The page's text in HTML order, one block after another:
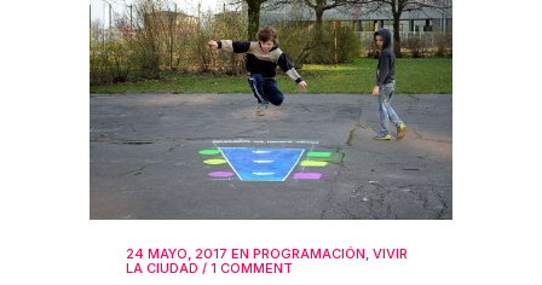
24 MAYO, 2017 EN PROGRAMACIÓN, VIVIR
LA CIUDAD / 1 COMMENT